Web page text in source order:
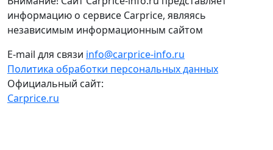
информацию о сервисе Carprice, являясь
независимым информационным сайтом
E-mail для связи info@carprice-info.ru
Политика обработки персональных данных
Официальный сайт:
Carprice.ru